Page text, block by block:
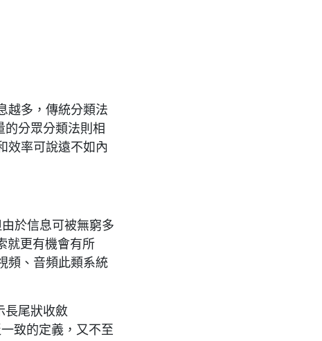
越多，傳統分類法
分眾分類法則相
效率可說遠不如內
於信息可被無窮多
就更有機會有所
頻、音頻此類系統
長尾狀收斂
致的定義，又不至